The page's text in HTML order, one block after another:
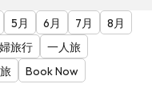
5月 6月 7月
8月
旅行
一人旅
Book Now